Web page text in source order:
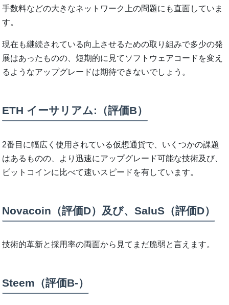
手数料などの大きなネットワーク上の問題にも直面していま
す。
現在も継続されている向上させるための取り組みで多少の発
展はあったものの、短期的に見てソフトウェアコードを変え
るようなアップグレードは期待できないでしょう。
ETH イーサリアム:（評価B）
2番目に幅広く使用されている仮想通貨で、いくつかの課題
はあるものの、より迅速にアップグレード可能な技術及び、
ビットコインに比べて速いスピードを有しています。
Novacoin（評価D）及び、SaluS（評価D）
技術的革新と採用率の両面から見てまだ脆弱と言えます。
Steem（評価B-）